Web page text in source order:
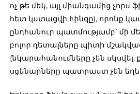
ոչ թե մեկ, այլ միանգամից չորս
հետ կստացվի հինգը), որոնք
ընդհանուր պատմությամբ՝ մի
բոլոր դետալները պիտի
(նկարահանումները չեն սկսվել,
սցենարները պատրաստ չեն